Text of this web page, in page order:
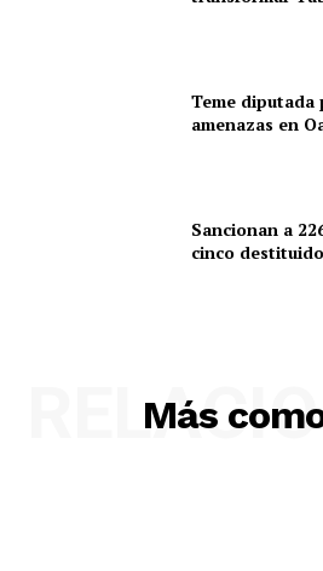
Teme diputada
amenazas en
Sancionan a
cinco
Más